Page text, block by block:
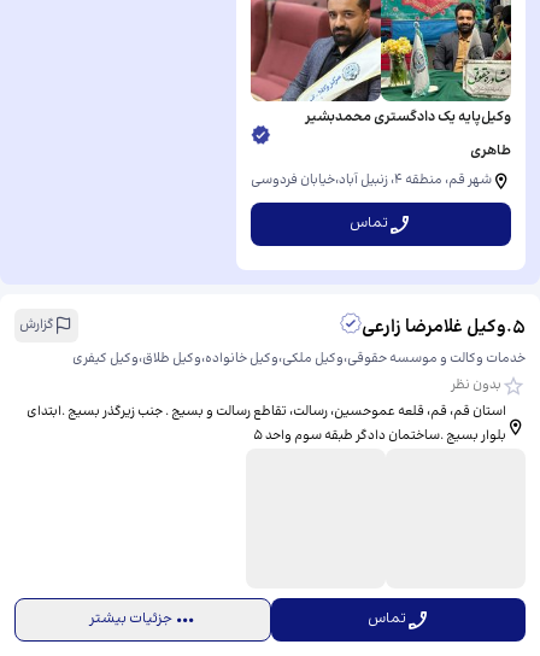
وکیل‌پایه یک دادگستری محمدبشیر
طاهری
شهر قم، منطقه ۴، زنبیل آباد،خیابان فردوسی
تماس
5
.وکیل غلامرضا زارعی
گزارش
خدمات وکالت و موسسه حقوقی،وکیل ملکی،وکیل خانواده،وکیل طلاق،وکیل کیفری
بدون نظر
استان قم، قم، قلعه عموحسین، رسالت، ​تقاطع رسالت و بسیج . جنب زیرگذر بسیج .ابتدای
بلوار بسیج .ساختمان دادگر طبقه سوم واحد ۵
تماس جزئیات بیشتر